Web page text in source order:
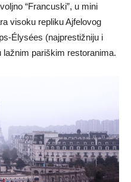
“Francuski”, u mini
visoku repliku Ajfelovog
Élysées (najprestižniju i
lažnim pariškim restoranima.